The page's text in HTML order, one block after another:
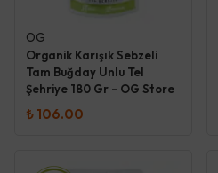
OG
Organik Karışık Sebzeli
Tam Buğday Unlu Tel
Şehriye 180 Gr - OG Store
₺ 106.00